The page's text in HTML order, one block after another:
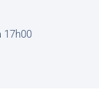
17h00